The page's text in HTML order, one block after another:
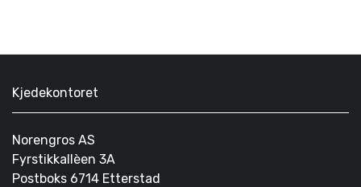
Kjedekontoret
Norengros AS
Fyrstikkallèen 3A
Postboks 6714 Etterstad